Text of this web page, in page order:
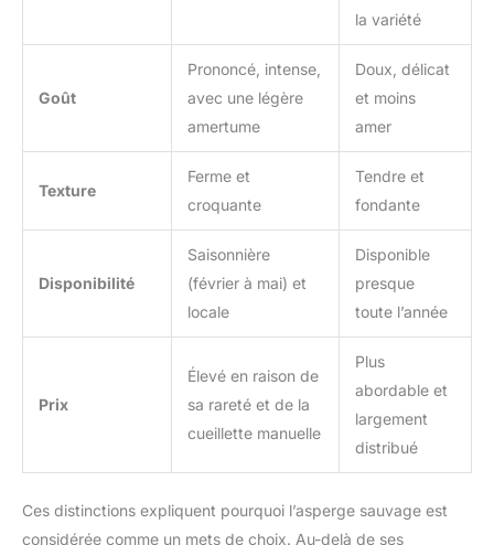
la variété
Goût
Prononcé, intense,
avec une légère
amertume
Doux, délicat
et moins
amer
Texture
Ferme et
croquante
Tendre et
fondante
Disponibilité
Saisonnière
(février à mai) et
locale
Disponible
presque
toute l’année
Prix
Élevé en raison de
sa rareté et de la
cueillette manuelle
Plus
abordable et
largement
distribué
Ces distinctions expliquent pourquoi l’asperge sauvage est
considérée comme un mets de choix. Au-delà de ses